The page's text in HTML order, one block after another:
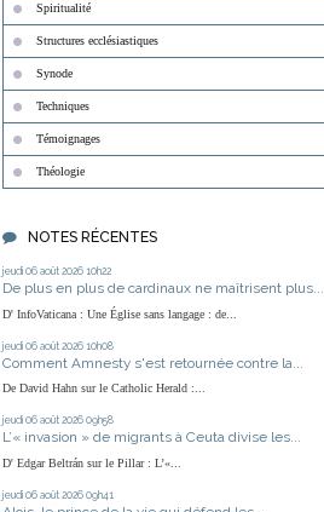
Spiritualité
Structures ecclésiastiques
Synode
Techniques
Témoignages
Théologie
NOTES RÉCENTES
jeudi 06 août 2026 10h22
De plus en plus de cardinaux ne maîtrisent plus...
D' InfoVaticana : Une Église sans langage : de...
jeudi 06 août 2026 10h08
Comment Amnesty s'est retournée contre la...
De David Hahn sur le Catholic Herald :...
jeudi 06 août 2026 09h58
L’« invasion » de migrants à Ceuta divise les...
D' Edgar Beltrán sur le Pillar : L’«...
jeudi 06 août 2026 09h41